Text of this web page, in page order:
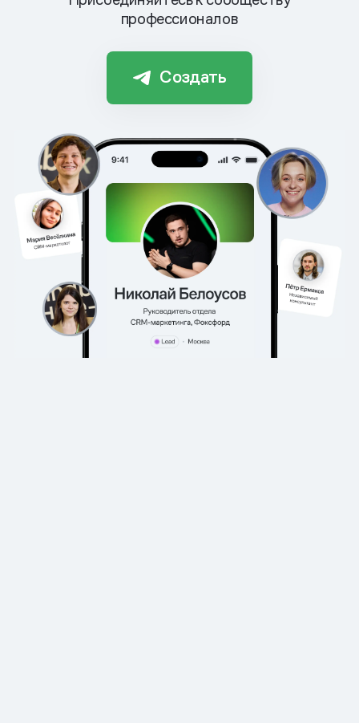
профессионалов
Создать